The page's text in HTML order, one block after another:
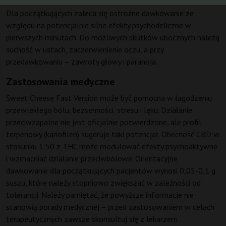
Dla początkujących zaleca się ostrożne dawkowanie ze
względu na potencjalnie silne efekty psychodeliczne w
pierwszych minutach. Do możliwych skutków ubocznych należą
suchość w ustach, zaczerwienienie oczu, a przy
przedawkowaniu – zawroty głowy i paranoja.
Zastosowania medyczne
Sweet Cheese Fast Version może być pomocna w łagodzeniu
przewlekłego bólu, bezsenności, stresu i lęku. Działanie
przeciwzapalne nie jest oficjalnie potwierdzone, ale profil
terpenowy (kariofilen) sugeruje taki potencjał. Obecność CBD w
stosunku 1:50 z THC może modulować efekty psychoaktywne
i wzmacniać działanie przeciwbólowe. Orientacyjne
dawkowanie dla początkujących pacjentów wynosi 0,05-0,1 g
suszu, które należy stopniowo zwiększać w zależności od
tolerancji. Należy pamiętać, że powyższe informacje nie
stanowią porady medycznej – przed zastosowaniem w celach
terapeutycznych zawsze skonsultuj się z lekarzem.